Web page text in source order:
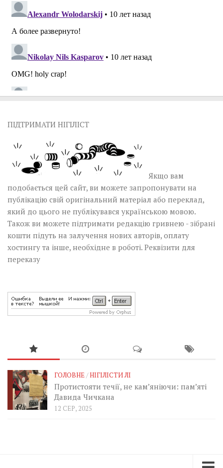
ПІДТРИМАТИ НІГІЛІСТ
Якщо вам
подобається цей сайт, ви можете запропонувати на
публікацію свій оригінальний матеріал або переклад,
який до цього не публікувався українською мовою.
Також ви можете підтримати редакцію гривнею - зібрані
кошти підуть на залучення нових авторів, оплату
хостингу та інше, необхідне в роботі. Реквізити для
переказу
ГОЛОВНЕ /НІГІЛІСТИ ЛІ
Протистояти течії, не кам’яніючи: пам’яті
Давида Чичкана
12 СЕР, 2025